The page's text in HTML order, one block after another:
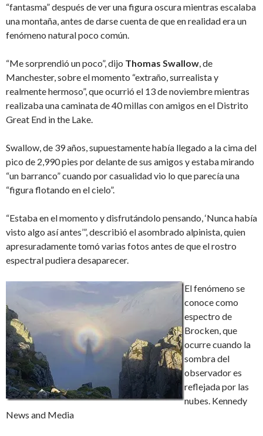
“fantasma” después de ver una figura oscura mientras escalaba
una montaña, antes de darse cuenta de que en realidad era un
fenómeno natural poco común.
“Me sorprendió un poco”, dijo Thomas Swallow , de
Manchester, sobre el momento “extraño, surrealista y
realmente hermoso”, que ocurrió el 13 de noviembre mientras
realizaba una caminata de 40 millas con amigos en el Distrito
Great End in the Lake.
Swallow, de 39 años, supuestamente había llegado a la cima del
pico de 2,990 pies por delante de sus amigos y estaba mirando
“un barranco” cuando por casualidad vio lo que parecía una
“figura flotando en el cielo”.
“Estaba en el momento y disfrutándolo pensando, ‘Nunca había
visto algo así antes’”, describió el asombrado alpinista, quien
apresuradamente tomó varias fotos antes de que el rostro
espectral pudiera desaparecer.
El fenómeno se
conoce como
espectro de
Brocken, que
ocurre cuando la
sombra del
observador es
reflejada por las
nubes. Kennedy
News and Media